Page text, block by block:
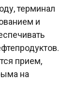
терминал
и
прием,
на